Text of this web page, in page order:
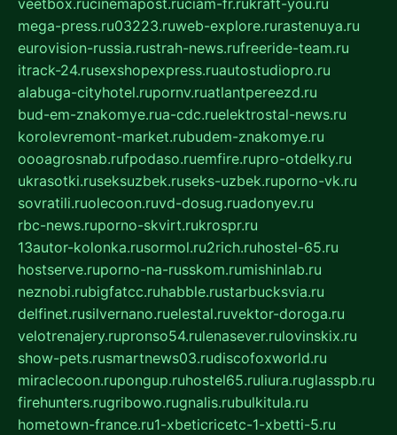
veetbox.rucinemapost.ruciam-fr.rukraft-you.ru
mega-press.ru03223.ruweb-explore.rurastenuya.ru
eurovision-russia.rustrah-news.rufreeride-team.ru
itrack-24.rusexshopexpress.ruautostudiopro.ru
alabuga-cityhotel.rupornv.ruatlantpereezd.ru
bud-em-znakomye.rua-cdc.ruelektrostal-news.ru
korolevremont-market.rubudem-znakomye.ru
oooagrosnab.rufpodaso.ruemfire.rupro-otdelky.ru
ukrasotki.ruseksuzbek.ruseks-uzbek.ruporno-vk.ru
sovratili.ruolecoon.ruvd-dosug.ruadonyev.ru
rbc-news.ruporno-skvirt.rukrospr.ru
13autor-kolonka.rusormol.ru2rich.ruhostel-65.ru
hostserve.ruporno-na-russkom.rumishinlab.ru
neznobi.rubigfatcc.ruhabble.rustarbucksvia.ru
delfinet.rusilvernano.ruelestal.ruvektor-doroga.ru
velotrenajery.rupronso54.rulenasever.rulovinskix.ru
show-pets.rusmartnews03.rudiscofoxworld.ru
miraclecoon.rupongup.ruhostel65.ruliura.ruglasspb.ru
firehunters.rugribowo.rugnalis.rubulkitula.ru
hometown-france.ru1-xbeticricetc-1-xbetti-5.ru